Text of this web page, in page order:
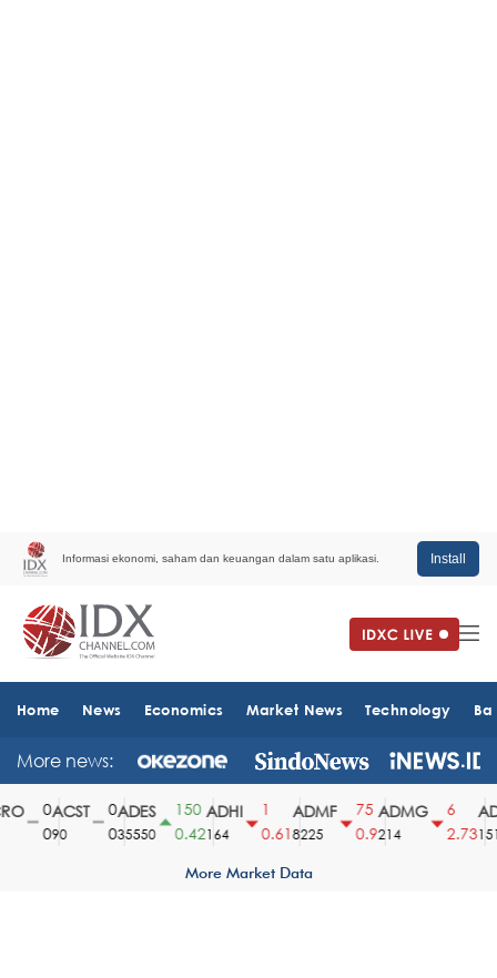
Informasi ekonomi, saham dan keuangan dalam satu aplikasi. Install
Home News Economics Market News Technology
More news:
ACST
90
ADES
35550
150
0.42
ADHI
164
0.61
ADMF
8225
75
0.9
ADMG
214
2.731510
More Market Data